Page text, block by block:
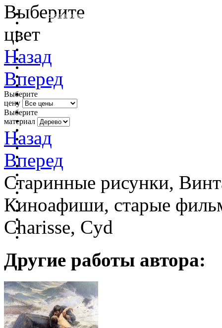
очистить фильтр цвета
Выберите
цвет
Назад
Вперед
Выберите
цену
Выберите
материал
Назад
Вперед
Старинные рисунки,
Киноафиши, старые
Charisse, Cyd
Другие работы автора: